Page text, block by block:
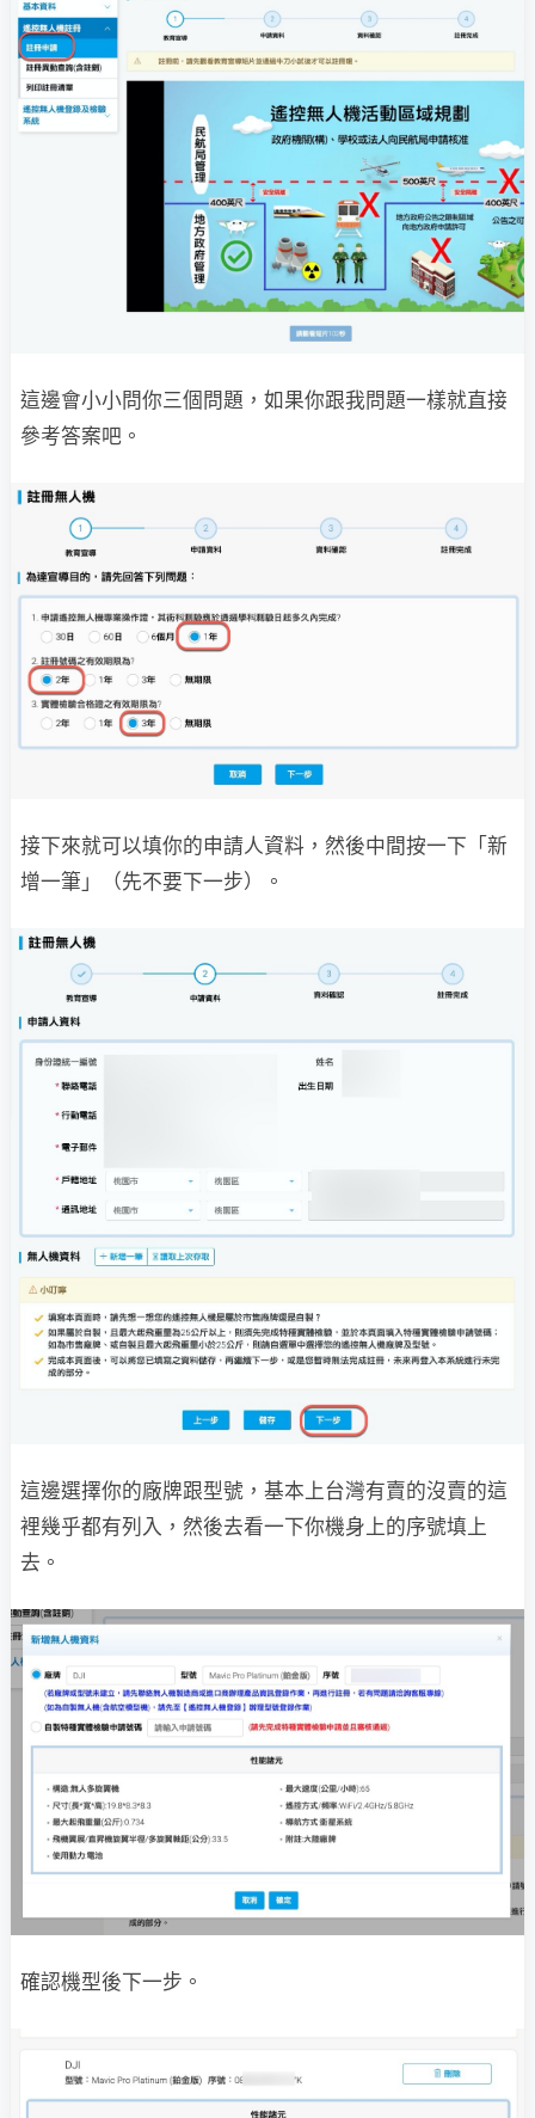
這邊會小小問你三個問題，如果你跟我問題一樣就直接
參考答案吧。
接下來就可以填你的申請人資料，然後中間按一下「新
增一筆」（先不要下一步）。
這邊選擇你的廠牌跟型號，基本上台灣有賣的沒賣的這
裡幾乎都有列入，然後去看一下你機身上的序號填上
去。
確認機型後下一步。